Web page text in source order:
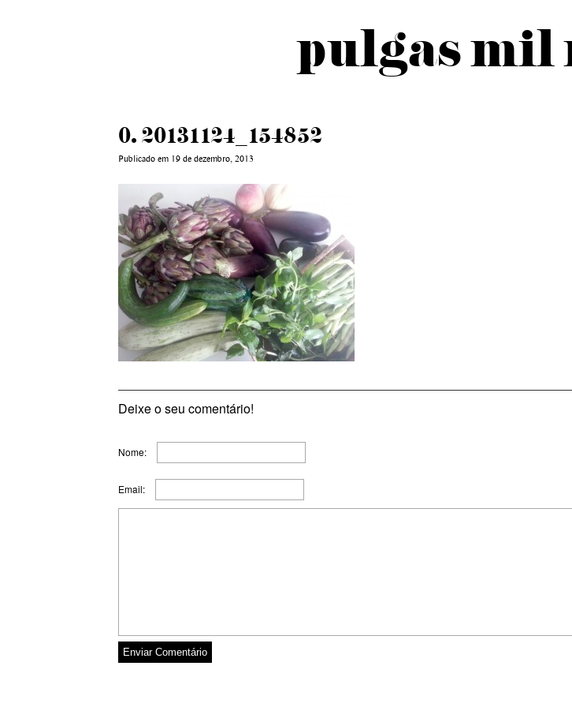
pulgas mil
0. 20131124_154852
Publicado em 19 de dezembro, 2013
Deixe o seu comentário!
Nome:
Email: